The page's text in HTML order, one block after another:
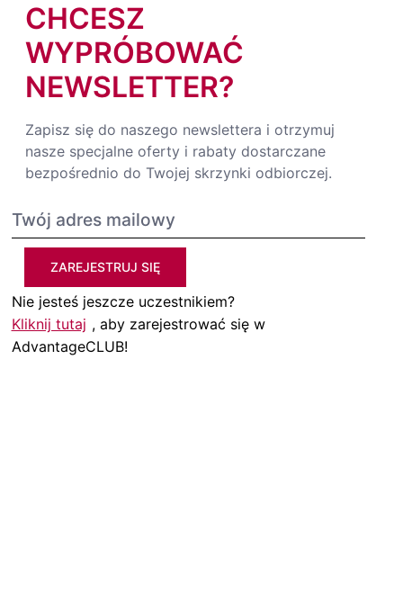
CHCESZ
WYPRÓBOWAĆ
NEWSLETTER?
Zapisz się do naszego newslettera i otrzymuj
nasze specjalne oferty i rabaty dostarczane
bezpośrednio do Twojej skrzynki odbiorczej.
ZAREJESTRUJ SIĘ
Nie jesteś jeszcze uczestnikiem?
Kliknij tutaj , aby zarejestrować się w
AdvantageCLUB!